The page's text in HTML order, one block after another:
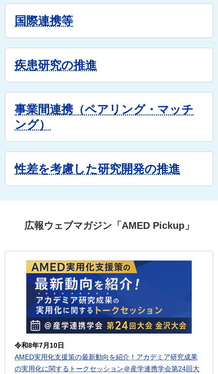
国際連携等
疾患研究の推進
事業間連携（ペアリング・マッチ
ング）
性差を考慮した研究開発の推進
広報ウェブマガジン「AMED Pickup」
令和8年7月10日
AMED実用化支援策の最新動向を紹介！アカデミア研究成果
の実用化に関するトークセッション＠産学連携学会第24回大